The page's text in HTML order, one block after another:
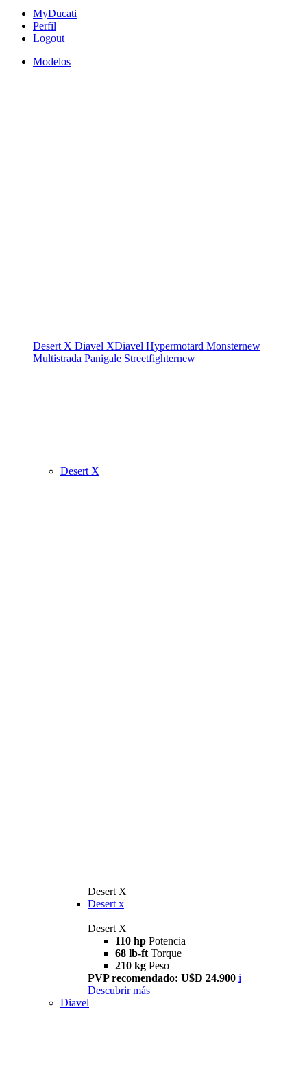
MyDucati
Perfil
Logout
Modelos
Desert X Diavel XDiavel Hypermotard Monsternew
Multistrada Panigale Streetfighternew
Desert X
Desert X
Desert x
Desert X
110 hp Potencia
68 lb-ft Torque
210 kg Peso
PVP recomendado: U$D 24.900 i
Descubrir más
Diavel